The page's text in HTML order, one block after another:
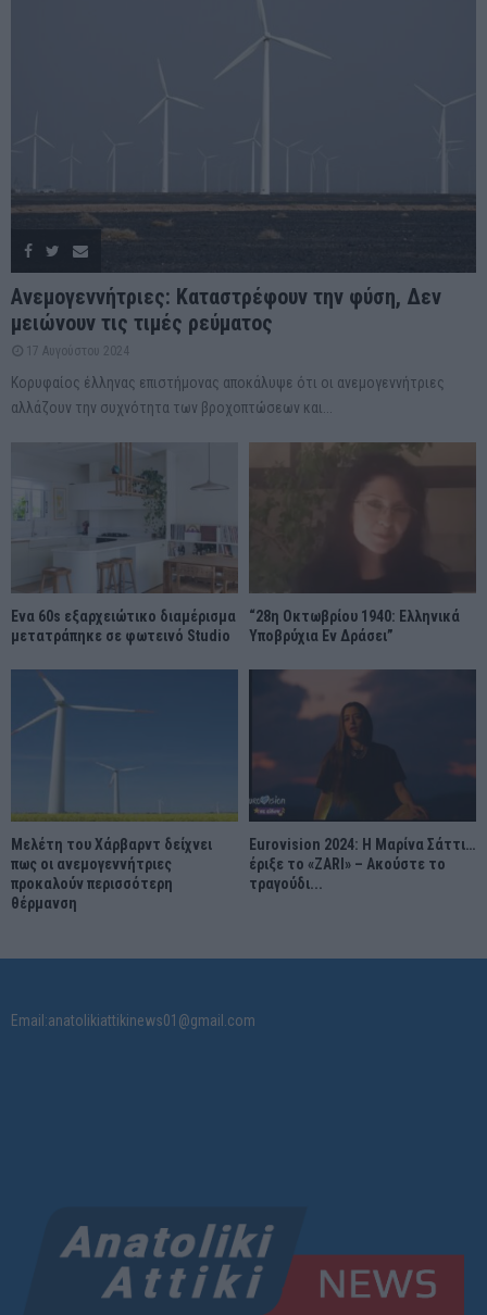
Ανεμογεννήτριες: Καταστρέφουν την φύση, Δεν
μειώνουν τις τιμές ρεύματος
17 Αυγούστου 2024
Κορυφαίος έλληνας επιστήμονας αποκάλυψε ότι οι ανεμογεννήτριες
αλλάζουν την συχνότητα των βροχοπτώσεων και...
Ένα 60s εξαρχειώτικο διαμέρισμα
μετατράπηκε σε φωτεινό Studio
“28η Οκτωβρίου 1940: Ελληνικά
Υποβρύχια Εν Δράσει”
Μελέτη του Χάρβαρντ δείχνει
πως οι ανεμογεννήτριες
προκαλούν περισσότερη
θέρμανση
Eurovision 2024: Η Μαρίνα Σάττι…
έριξε το «ZARI» – Ακούστε το
τραγούδι...
Email:anatolikiattikinews01@gmail.com